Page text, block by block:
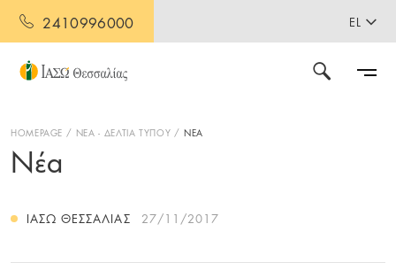
2410996000 EL
HOMEPAGE ΝΕΑ - ΔΕΛΤΙΑ ΤΥΠΟΥ ΝΕΑ
Νέα
ΙΑΣΩ ΘΕΣΣΑΛΊΑΣ 27/11/2017